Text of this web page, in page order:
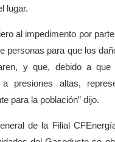
lugar.
al impedimento por
personas para que los
y que, debido a que
a presiones altas,
para la población” dijo.
de la Filial